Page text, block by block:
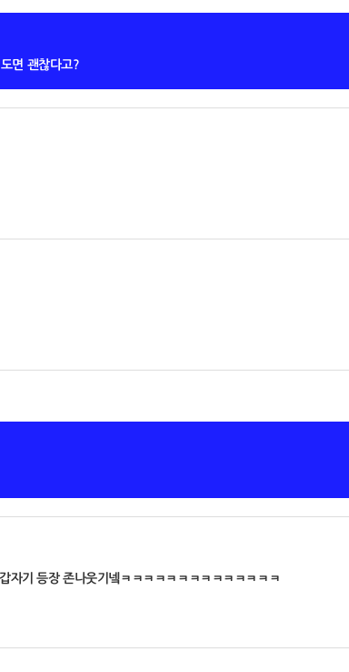
면 괜찮다고?
자기 등장 존나웃기넼ㅋㅋㅋㅋㅋㅋㅋㅋㅋㅋㅋㅋㅋㅋ